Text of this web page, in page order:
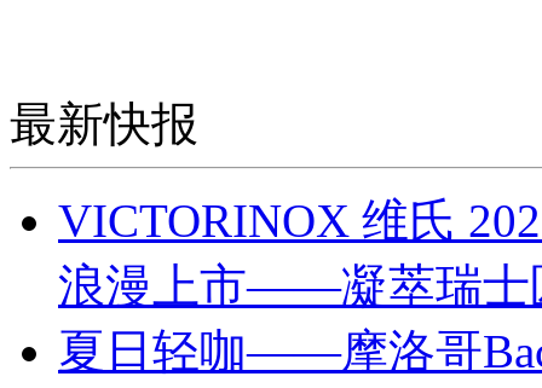
最新快报
VICTORINOX 维氏
浪漫上市——凝萃瑞士
夏日轻咖——摩洛哥